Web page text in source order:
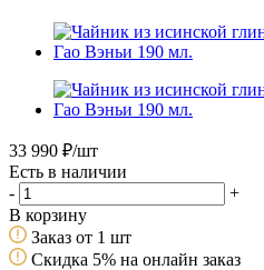
33 990 ₽/шт
Есть в наличии
-
+
В корзину
Заказ от 1 шт
Скидка 5% на онлайн заказ